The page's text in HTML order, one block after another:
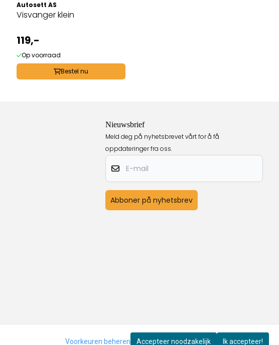
Autosett AS
Visvanger klein
119,-
Op voorraad
Bestel nu
Nieuwsbrief
Meld deg på nyhetsbrevet vårt for å få
oppdateringer fra oss.
E-mail
Abboner på nyhetsbrev
Voorkeuren beheren Accepteer noodzakelijk Ik accepteer!